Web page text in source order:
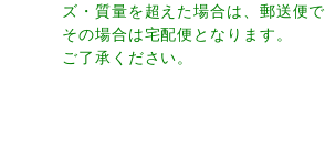
ズ・質量を超えた場合は、郵送便
その場合は宅配便となります。
ご了承ください。